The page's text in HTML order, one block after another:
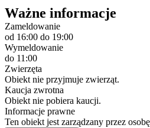
Ważne informacje
Zameldowanie
od 16:00 do 19:00
Wymeldowanie
do 11:00
Zwierzęta
Obiekt nie przyjmuje zwierząt.
Kaucja zwrotna
Obiekt nie pobiera kaucji.
Informacje prawne
Ten obiekt jest zarządzany przez